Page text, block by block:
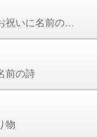
前の詩
物